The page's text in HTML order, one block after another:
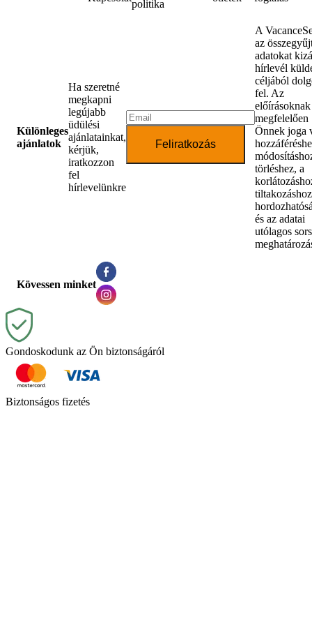
politika
Különleges
ajánlatok
Ha szeretné
megkapni
legújabb
üdülési
ajánlatainkat,
kérjük,
iratkozzon
fel
hírlevelünkre
Feliratkozás
A
az
adatokat
hírlevél
céljából
fel. Az
előírásoknak
megfelelően
Önnek joga
törléshez, a
és az adatai
utólagos
Kövessen minket
Gondoskodunk az Ön biztonságáról
Biztonságos fizetés